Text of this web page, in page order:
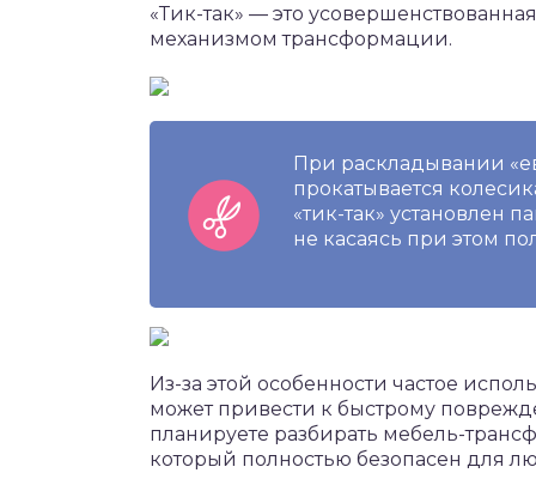
«Тик-так» — это
механизмом трансформации.
При раскладывании
прокатывается
«тик-так» установлен
не касаясь при этом
Из-за этой особенности частое
может привести к быстрому
планируете разбирать мебель-
который полностью безопасен для